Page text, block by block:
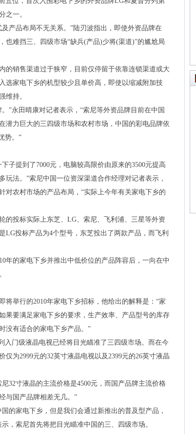
之一。
品布局不无关系。”陆刃波指出，即使外资品牌在
也难挡三、四级市场“缺兵(产品)少将(渠道)”的尴尬局
销售渠道过于狭窄，目前仅停留于依靠连锁渠道或大
选家电下乡的机型较少且单价高，即使以缩减附加技
维持。
永田晴康对记者表示，“索尼等外资品牌目前在中国
潜力巨大的三四级市场和农村市场，中国的彩电品牌依
势。”
提到了7000元，电脑较高限价由原来的3500元提高
玩法。”索尼中国一位资深渠道合作经理对记者表示，
对农村市场的产品布局，“实际上今年有关家电下乡的
投标实际上东芝、LG、索尼、飞利浦、三星等外资
LG投标产品为4个型号，东芝投出了两款产品，而飞利
的家电下乡并推出中低价位的产品阵容后，一向在中
举行的2010年家电下乡招标，他给出的解释是：“家
果要满足家电下乡的要求，生产效率、产品型号的库存
没有适合的家电下乡产品。”
门级液晶电视已经将目光瞄准了三四级市场。而在今
为2999元的32英寸液晶电视以及2399元的26英寸液晶
寸液晶的主流价格是4500元，而国产品牌主流价格
与国产品牌相差无几。”
家电下乡，但是我们会通过新推出的普及型产品，
，索尼首先将把目光瞄准中国的三、四级市场。